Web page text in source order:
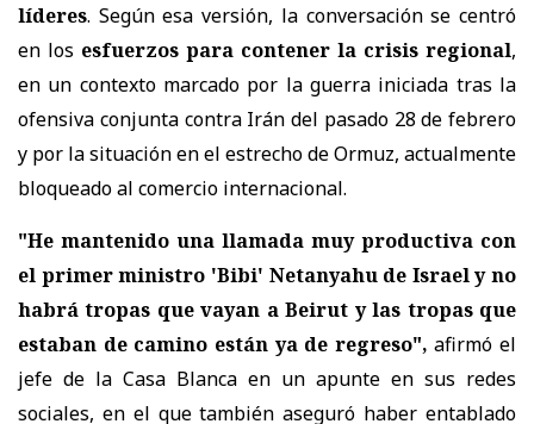
líderes. Según esa versión, la conversación se centró
en los esfuerzos para contener la crisis regional,
en un contexto marcado por la guerra iniciada tras la
ofensiva conjunta contra Irán del pasado 28 de febrero
y por la situación en el estrecho de Ormuz, actualmente
bloqueado al comercio internacional.
"He mantenido una llamada muy productiva con
el primer ministro 'Bibi' Netanyahu de Israel y no
habrá tropas que vayan a Beirut y las tropas que
estaban de camino están ya de regreso", afirmó el
jefe de la Casa Blanca en un apunte en sus redes
sociales, en el que también aseguró haber entablado